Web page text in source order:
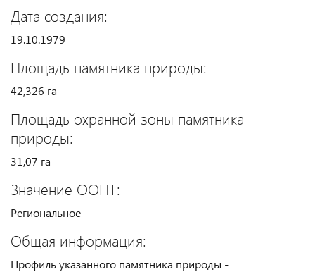
Дата создания:
19.10.1979
Площадь памятника природы:
42,326 га
Площадь охранной зоны памятника
природы:
31,07 га
Значение ООПТ:
Региональное
Общая информация:
Профиль указанного памятника природы -